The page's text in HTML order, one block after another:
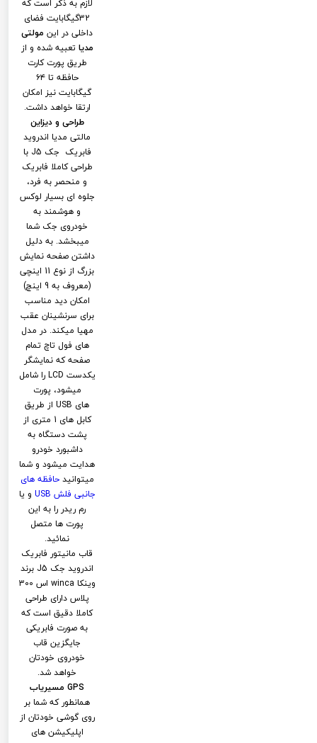
لازم به ذکر است که
32گیگابایت فضای
داخلی در این مولتی
مدیا تعبیه شده و از
طریق پورت کارت
حافظه تا ۶۴
گیگابایت نیز امکان
ارتقا خواهد داشت.
طراحی و دیزاین
مالتی مدیا اندروید
فابریک جک J5 با
طراحی کاملا فابریک
و منحصر به فرد،
جلوه ای بسیار لوکس
و هوشمند به
خودروی جک شما
میبخشد. به دلیل
داشتن صفحه نمایش
بزرگ از نوع 11 اینچی
(معروف به 9 اینچ)
امکان دید مناسب
برای سرنشینان عقب
مهیا میکند. در مدل
های فول تاچ تمام
صفحه که نمایشگر
یکدست LCD را شامل
میشود، پورت
های USB از طریق
کابل های 1 متری از
پشت دستگاه به
داشبورد خودرو
هدایت میشود و شما
میتوانیدحافظه های
جانبی فلش USB و یا
رم ریدر را به این
پورت ها متصل
نمائید.
قاب مانیتور فابریک
اندروید جک J5 برند
وینکا winca اس 300
پلاس دارای طراحی
کاملا دقیق است که
به صورت فابریکی
جایگزین قاب
خودروی خودتان
خواهد شد.
GPS مسیریاب
همانطور که شما بر
روی گوشی خودتان از
اپلیکیشن های